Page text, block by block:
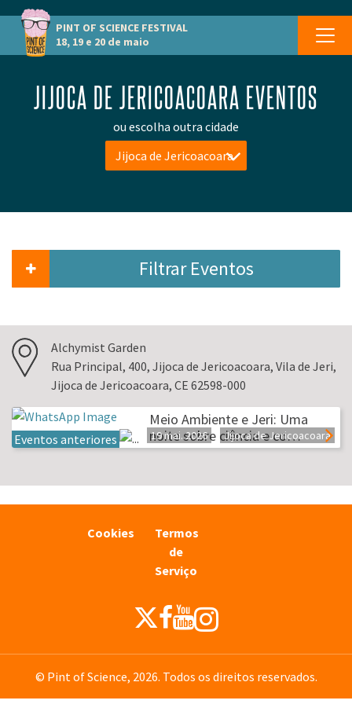
PINT OF SCIENCE FESTIVAL
18, 19 e 20 de maio
JIJOCA DE JERICOACOARA EVENTOS
ou escolha outra cidade
Jijoca de Jericoacoara
Filtrar Eventos
Alchymist Garden
Rua Principal, 400, Jijoca de Jericoacoara, Vila de Jeri,
Jijoca de Jericoacoara, CE 62598-000
Eventos anteriores
Meio Ambiente e Jeri: Uma
noite sobre ciência e co…
19 mai. 2026 Jijoca de Jericoacoara
Cookies
Termos
de
Serviço
© Pint of Science, 2026. Todos os direitos reservados.